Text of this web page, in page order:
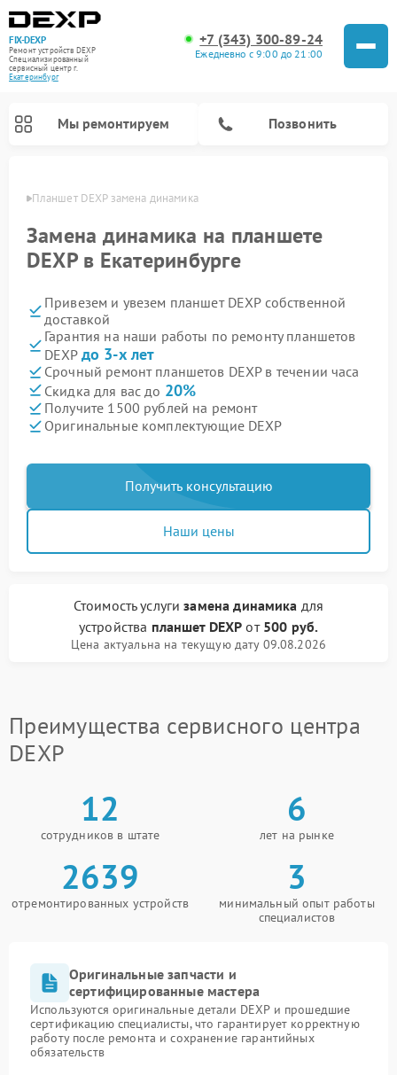
FIX-DEXP
Ремонт устройств DEXP
Специализированный
cервисный центр г.
Екатеринбург
+7 (343) 300-89-24
Ежедневно с 9:00 до 21:00
Мы ремонтируем Позвонить
Планшет DEXP замена динамика
Замена динамика на планшете
DEXP в Екатеринбурге
Привезем и увезем планшет DEXP собственной
доставкой
Гарантия на наши работы по ремонту планшетов
DEXP до 3-х лет
Срочный ремонт планшетов DEXP в течении часа
Скидка для вас до 20%
Получите 1500 рублей на ремонт
Оригинальные комплектующие DEXP
Получить консультацию
Наши цены
Стоимость услугизамена динамика для
устройства планшет DEXP от 500 руб.
Цена актуальна на текущую дату 09.08.2026
Преимущества сервисного центра
DEXP
12
сотрудников в штате
6
лет на рынке
2639
отремонтированных устройств
3
минимальный опыт работы
специалистов
Оригинальные запчасти и
сертифицированные мастера
Используются оригинальные детали DEXP и прошедшие
сертификацию специалисты, что гарантирует корректную
работу после ремонта и сохранение гарантийных
обязательств